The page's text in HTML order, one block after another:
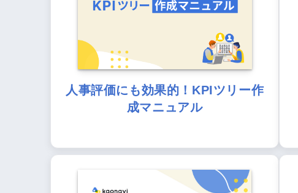
人事評価にも効果的！KPIツリー作
成マニュアル